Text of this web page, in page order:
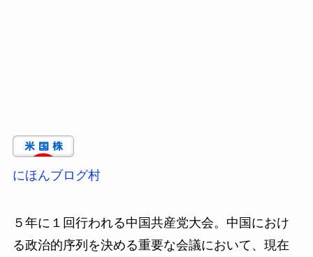
にほんブログ村
５年に１回行われる中国共産党大会。中国におけ
る政治的序列を決める重要な会議において、現在